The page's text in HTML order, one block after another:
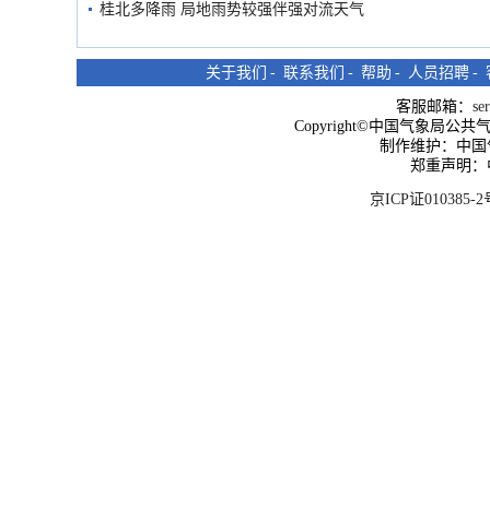
桂北多降雨 局地雨势较强伴强对流天气
关于我们 - 联系我们 - 帮助 - 人员招聘 -
客服邮箱：
Copyright©中国气象局公共
制作维护：中
郑重声明
京ICP证010385-2